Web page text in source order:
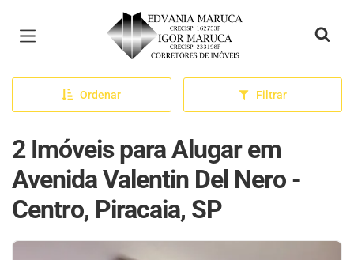
Página inicial
Ordenar Filtrar
2 Imóveis para Alugar em
Avenida Valentin Del Nero -
Centro, Piracaia, SP